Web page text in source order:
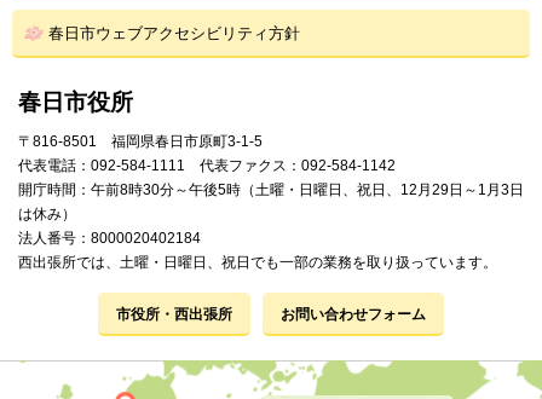
春日市ウェブアクセシビリティ方針
春日市役所
〒816-8501 福岡県春日市原町3-1-5
代表電話：092-584-1111 代表ファクス：092-584-1142
開庁時間：午前8時30分～午後5時（土曜・日曜日、祝日、12月29日～1月3日
は休み）
法人番号：8000020402184
西出張所では、土曜・日曜日、祝日でも一部の業務を取り扱っています。
市役所・西出張所 お問い合わせフォーム